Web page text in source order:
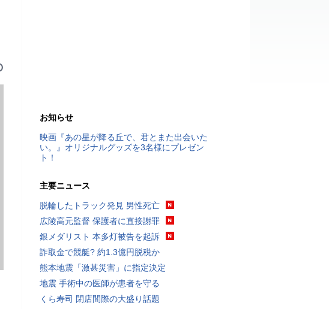
お知らせ
映画『あの星が降る丘で、君とまた出会いた
い。』オリジナルグッズを3名様にプレゼン
ト！
主要ニュース
脱輪したトラック発見 男性死亡
広陵高元監督 保護者に直接謝罪
銀メダリスト 本多灯被告を起訴
詐取金で競艇? 約1.3億円脱税か
熊本地震「激甚災害」に指定決定
地震 手術中の医師が患者を守る
くら寿司 閉店間際の大盛り話題